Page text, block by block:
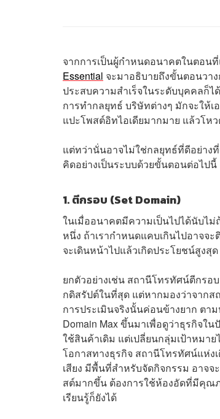
จากการเป็นผู้กำหนดอนาคตในตอน
Essential จะมาอธิบายถึงขั้นตอนวา
ประสบความสำเร็จในระดับบุคคลก็ไ
การทำกลยุทธ์ บริษัทต่างๆ มักจะให้
แปะโพสต์อิทไอเดียมากมาย แล้วโห
แต่ทว่านั่นอาจไม่ใช่กลยุทธ์ที่ดีอย่าง
คิดอย่างเป็นระบบด้วยขั้นตอนต่อไปนี้
1. ตีกรอบ (Set Domain)
ในเมื่ออนาคตมีความเป็นไปได้นับไ
หนึ่ง ถ้าเรากำหนดแคบเกินไปอาจจ
จะเดินหน้าไปแล้วเกิดประโยชน์สูงสุด
ยกตัวอย่างเช่น สถานีโทรทัศน์ตีกรอ
กดิสรัปต์ในที่สุด แต่หากมองว่าจากส
การประเมินจริงนั้นค่อนข้างยาก ตา
Domain Max ขึ้นมาเพื่อดูว่าธุรกิจใ
ใช้สินค้าเดิม แต่เปลี่ยนกลุ่มเป้าหมา
โอกาสทางธุรกิจ สถานีโทรทัศน์แห่ง
เสียง มีพื้นที่สำหรับจัดกิจกรรม อาจ
สต์มากขึ้น ต้องการใช้ห้องอัดที่มีคุณ
เรียนรู้ก็ยังได้